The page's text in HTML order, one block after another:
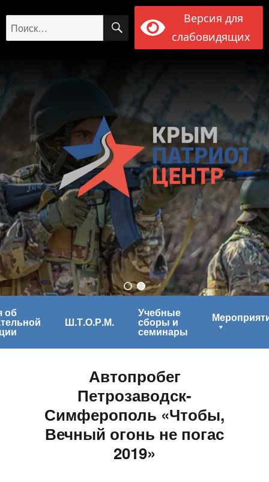
Искать: ПОИСК
Версия для
слабовидящих
об
Ш.Т.О.Р.М.
Учебные
сборы и
семинары
Автопробег
Петрозаводск-
Симферополь «Чтобы,
Вечный огонь не погас
2019»